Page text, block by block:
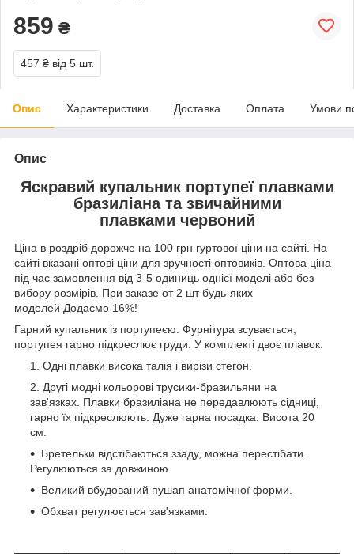
859 ₴
457 ₴ від 5 шт.
Опис Характеристики Доставка Оплата Умови
Опис
Яскравий купальник портупеї плавками
бразиліана та звичайними
плавками червоний
Ціна в роздріб дорожче на 100 грн гуртової ціни на сайті. На
сайті вказані оптові ціни для зручності оптовиків. Оптова ціна
під час замовлення від 3-5 одиниць однієї моделі або без
вибору розмірів. При заказе от 2 шт будь-яких
моделей Додаємо 16%!
Гарний купальник із портупеєю. Фурнітура зсувається,
портупея гарно підкреслює груди. У комплекті двоє плавок.
Одні плавки висока талія і вирізи стегон.
Другі модні кольорові трусики-бразильяни на
зав'язках. Плавки бразиліана не передавлюють сідниці,
гарно їх підкреслюють. Дуже гарна посадка. Висота 20
см.
Бретельки відстібаються ззаду, можна перестібати.
Регулюються за довжиною.
Великий вбудований пушап анатомічної форми.
Обхват регулюється зав'язками.